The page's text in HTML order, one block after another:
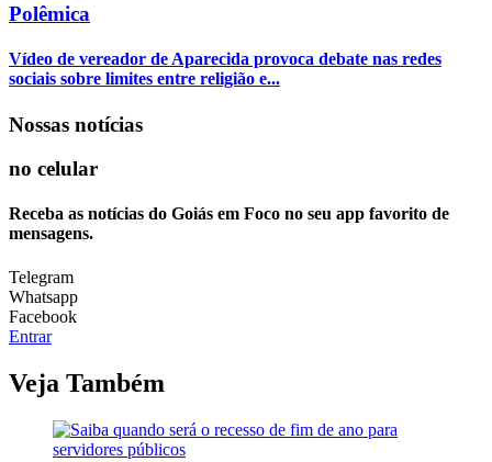
Polêmica
Vídeo de vereador de Aparecida provoca debate nas redes
sociais sobre limites entre religião e...
Nossas notícias
no celular
Receba as notícias do Goiás em Foco no seu app favorito de
mensagens.
Telegram
Whatsapp
Facebook
Entrar
Veja Também